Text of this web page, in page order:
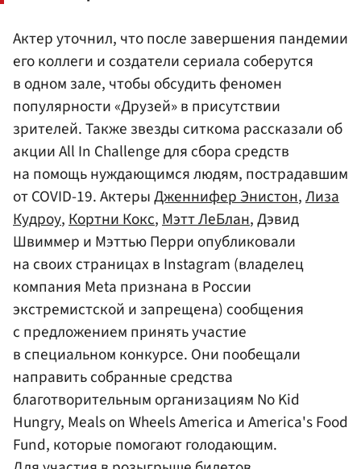
Актер уточнил, что после завершения пандемии
его коллеги и создатели сериала соберутся
в одном зале, чтобы обсудить феномен
популярности «Друзей» в присутствии
зрителей. Также звезды ситкома рассказали об
акции All In Challenge для сбора средств
на помощь нуждающимся людям, пострадавшим
от COVID-19. АктерыДженнифер Энистон,Лиза
Кудроу,Кортни Кокс,Мэтт ЛеБлан, Дэвид
Швиммер и Мэттью Перри опубликовали
на своих страницах в Instagram (владелец
компания Meta признана в России
экстремистской и запрещена) сообщения
с предложением принять участие
в специальном конкурсе. Они пообещали
направить собранные средства
благотворительным организациям No Kid
Hungry, Meals on Wheels America и America's Food
Fund, которые помогают голодающим.